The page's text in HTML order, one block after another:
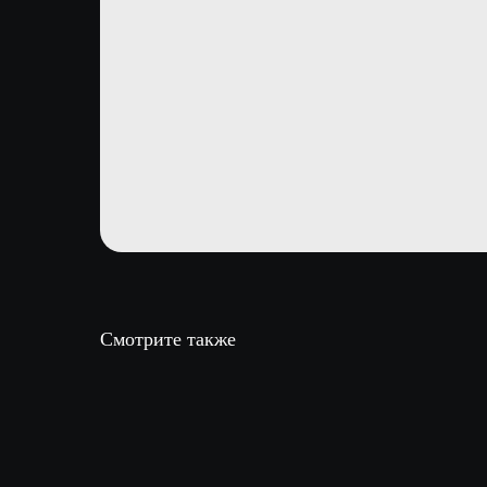
Смотрите также